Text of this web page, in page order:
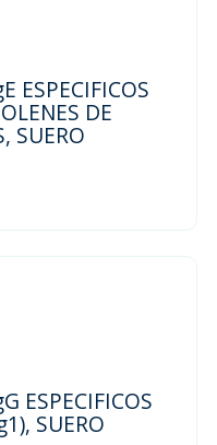
ESPECIFICOS
DE
SUERO
ESPECIFICOS
SUERO